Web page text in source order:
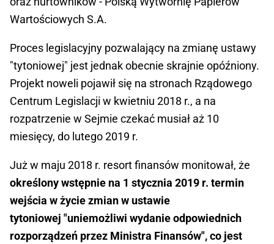
Wartościowych S.A.
Proces legislacyjny pozwalający na zmianę ustawy
"tytoniowej" jest jednak obecnie skrajnie opóźniony.
Projekt noweli pojawił się na stronach Rządowego
Centrum Legislacji w kwietniu 2018 r., a na
rozpatrzenie w Sejmie czekać musiał aż 10
miesięcy, do lutego 2019 r.
Już w maju 2018 r. resort finansów monitował, że
określony wstępnie na 1 stycznia 2019 r. termin
wejścia w życie zmian w ustawie
tytoniowej "uniemożliwi wydanie odpowiednich
rozporządzeń przez Ministra Finansów", co jest